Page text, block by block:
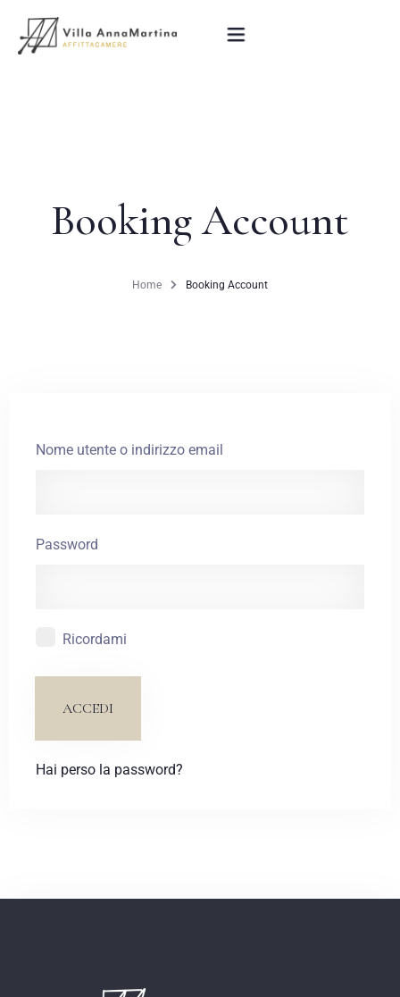
Le Camere
Booking Account
Booking Account
Home Booking Account
Nome utente o indirizzo email
Password
Ricordami
Hai perso la password?